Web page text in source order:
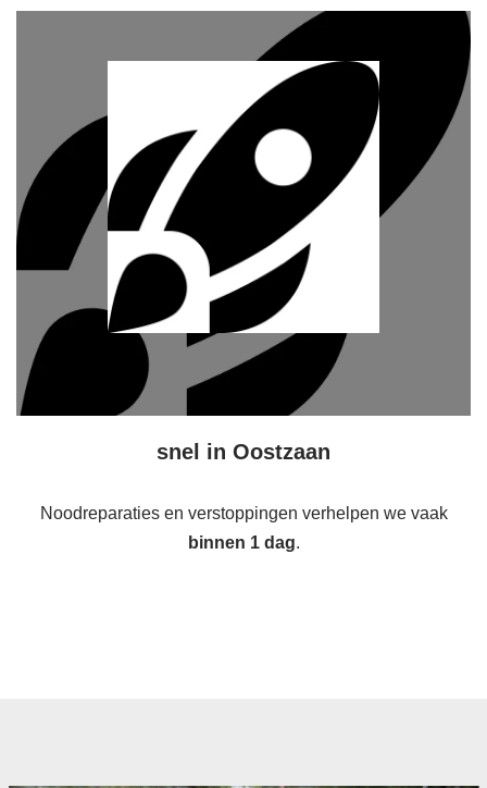
snel in Oostzaan
Noodreparaties en verstoppingen verhelpen we vaak
binnen 1 dag.